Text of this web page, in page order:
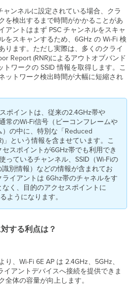
ャンネルに設定されている場合、クラ
を検出するまで時間がかかることがあ
アントはまず PSC チャンネルをスキャ
をスキャンするため、6GHz の Wi-Fi 検
ります。ただし実際は、多くのクライ
Report (RNR)によるアウトオブバンド
ワークの SSID 情報を取得します。こ
ットワーク検出時間が大幅に短縮され
ポイントは、従来の2.4GHz帯や
常のWi-Fi信号（ビーコンフレームや
の中に、特別な「Reduced
」という情報を含ませています。 こ
スポイントが6GHz帯でも利用でき
っているチャンネル、SSID（Wi-Fiの
識別情報）などの情報が含まれてお
ライアントは 6Ghz帯のチャネルをす
く、目的のアクセスポイントに
ようになります。
する利点は？
、Wi-Fi 6E AP は 2.4GHz、5GHz、
イアントデバイスへ接続を提供できま
全体の容量が向上します。